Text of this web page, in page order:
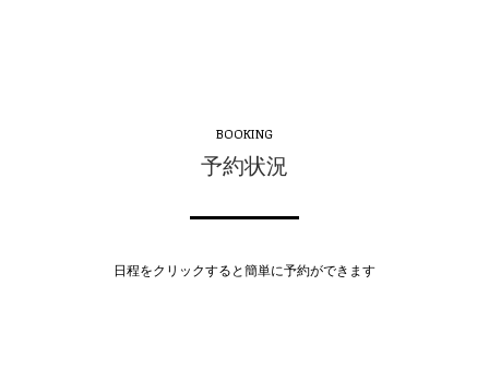
BOOKING
予約状況
日程をクリックすると簡単に予約ができます